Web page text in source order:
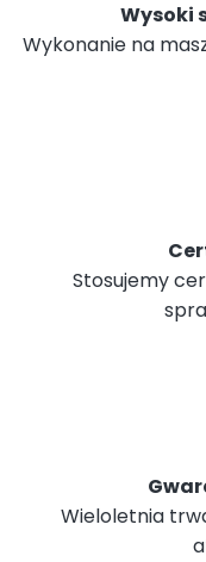
Wysoki
Wykonanie na
Stosujemy
Wieloletnia